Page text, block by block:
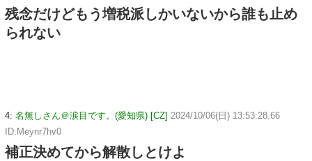
残念だけどもう増税派しかいないから誰も止め
られない
4: 名無しさん＠涙目です。(愛知県) [CZ] 2024/10/06(日) 13:53:28.66
ID:Meynr7hv0
補正決めてから解散しとけよ